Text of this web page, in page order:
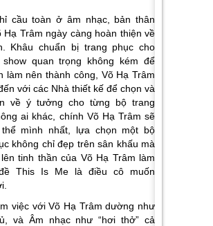
cầu toàn ở âm nhạc, bản thân
Hạ Trâm ngày càng hoàn thiện về
Khâu chuẩn bị trang phục cho
show quan trọng không kém để
làm nên thành công, Võ Hạ Trâm
với các Nhà thiết kế để chọn và
về ý tưởng cho từng bộ trang
ai khác, chính Võ Hạ Trâm sẽ
mình nhất, lựa chọn một bộ
không chỉ đẹp trên sân khấu mà
tinh thần của Võ Hạ Trâm làm
This Is Me là điều cô muốn
việc với Võ Hạ Trâm dường như
và Âm nhạc như “hơi thở” cả